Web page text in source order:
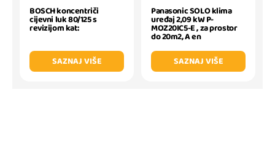
BOSCH koncentriči
cijevni luk 80/125 s
revizijom kat:
SAZNAJ VIŠE
Panasonic SOLO klima
uređaj 2,09 kW P-
MOZ20IC5-E , za prostor
do 20m2, A en
SAZNAJ VIŠE